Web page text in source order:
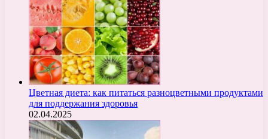
Цветная диета: как питаться разноцветными продуктами
для поддержания здоровья
02.04.2025